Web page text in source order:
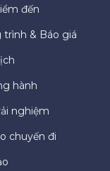
đến
trình & Báo giá
hành
nghiệm
chuyến đi